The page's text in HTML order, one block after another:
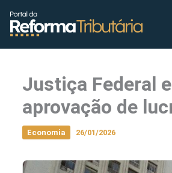
conteúdo
Justiça Federal
aprovação de
Economia 26/01/2026